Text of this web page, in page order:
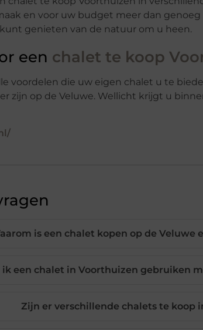
en voor uw budget meer dan
genieten van de natuur om u heen.
een chalet te koop
voordelen die uw eigen chalet u te
zijn op de Veluwe. Wellicht krijgt u
is een chalet kopen op de Veluwe
ik een chalet in Voorthuizen gebruiken
Zijn er verschillende chalets te koop